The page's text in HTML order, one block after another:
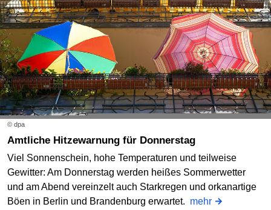
© dpa
Amtliche Hitzewarnung für Donnerstag
Viel Sonnenschein, hohe Temperaturen und teilweise
Gewitter: Am Donnerstag werden heißes Sommerwetter
und am Abend vereinzelt auch Starkregen und orkanartige
Böen in Berlin und Brandenburg erwartet. mehr